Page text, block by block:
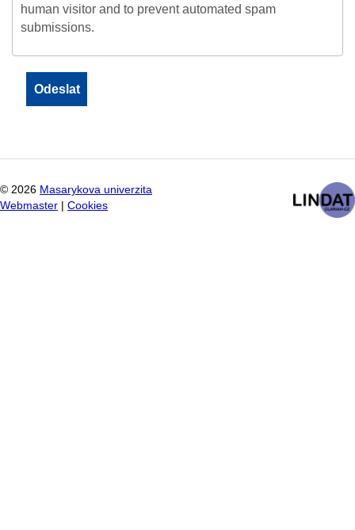
human visitor and to prevent automated spam
submissions.
© 2026 Masarykova univerzita
Webmaster
Cookies